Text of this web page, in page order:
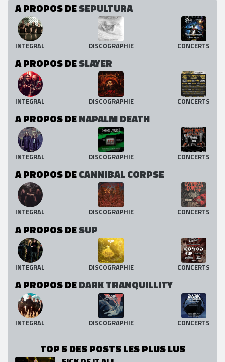
A PROPOS DESEPULTURA
INTEGRAL DISCOGRAPHIE CONCERTS
A PROPOS DESLAYER
INTEGRAL DISCOGRAPHIE CONCERTS
A PROPOS DENAPALM DEATH
INTEGRAL DISCOGRAPHIE CONCERTS
A PROPOS DECANNIBAL CORPSE
INTEGRAL DISCOGRAPHIE CONCERTS
A PROPOS DESUP
INTEGRAL DISCOGRAPHIE CONCERTS
A PROPOS DEDARK TRANQUILLITY
INTEGRAL DISCOGRAPHIE CONCERTS
TOP 5 DES POSTS LES PLUS LUS